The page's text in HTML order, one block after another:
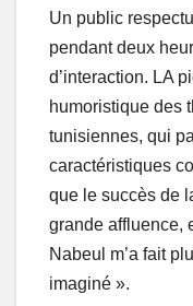
Un public
pendant deux
d’interaction. LA
humoristique des
tunisiennes, qui
caractéristiques
que le succès de
grande affluence,
Nabeul m’a fait
imaginé ».